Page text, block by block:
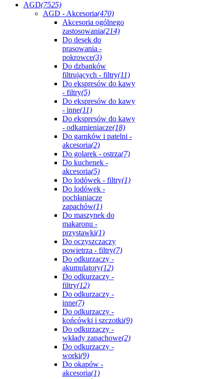
AGD(7525)
AGD - Akcesoria(470)
Akcesoria ogólnego
zastosowania(214)
Do desek do
prasowania -
pokrowce(3)
Do dzbanków
filtrujących - filtry(11)
Do ekspresów do kawy
- filtry(5)
Do ekspresów do kawy
- inne(11)
Do ekspresów do kawy
- odkamieniacze(18)
Do garnków i patelni -
akcesoria(2)
Do golarek - ostrza(7)
Do kuchenek -
akcesoria(5)
Do lodówek - filtry(1)
Do lodówek -
pochłaniacze
zapachów(1)
Do maszynek do
makaronu -
przystawki(1)
Do oczyszczaczy
powietrza - filtry(7)
Do odkurzaczy -
akumulatory(12)
Do odkurzaczy -
filtry(12)
Do odkurzaczy -
inne(7)
Do odkurzaczy -
końcówki i szczotki(9)
Do odkurzaczy -
wkłady zapachowe(2)
Do odkurzaczy -
worki(9)
Do okapów -
akcesoria(1)